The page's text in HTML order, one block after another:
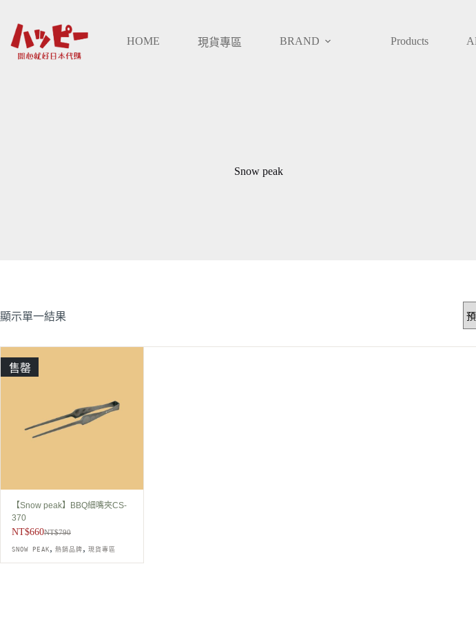
HOME 現貨專區 BRAND Products
Snow peak
顯示單一結果
售罄
【Snow peak】BBQ細嘴夾CS-
370
NT$790
始
NT$660
前
SNOW PEAK , 熱銷品牌 ,現貨專區